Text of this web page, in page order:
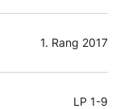
1. Rang 2017
LP 1-9